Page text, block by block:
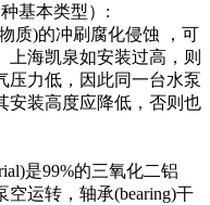
基本类型）:
)的冲刷腐化侵蚀 ，可
上海凯泉如安装过高，则
压力低，因此同一台水泵
安装高度应降低，否则也
是99%的三氧化二铝
运转，轴承(bearing)干